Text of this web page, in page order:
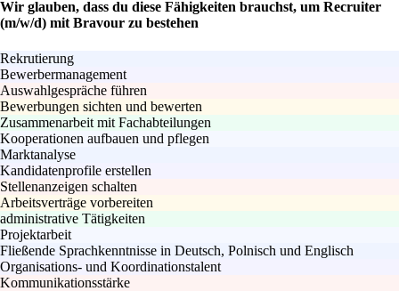
Wir glauben, dass du diese Fähigkeiten brauchst, um Recruiter
(m/w/d) mit Bravour zu bestehen
Rekrutierung
Bewerbermanagement
Auswahlgespräche führen
Bewerbungen sichten und bewerten
Zusammenarbeit mit Fachabteilungen
Kooperationen aufbauen und pflegen
Marktanalyse
Kandidatenprofile erstellen
Stellenanzeigen schalten
Arbeitsverträge vorbereiten
administrative Tätigkeiten
Projektarbeit
Fließende Sprachkenntnisse in Deutsch, Polnisch und Englisch
Organisations- und Koordinationstalent
Kommunikationsstärke